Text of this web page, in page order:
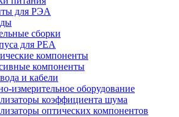
для РЭА
сборки
для РЕА
компоненты
компоненты
и кабели
измерительное оборудование
коэффициента шума
оптических компонентов